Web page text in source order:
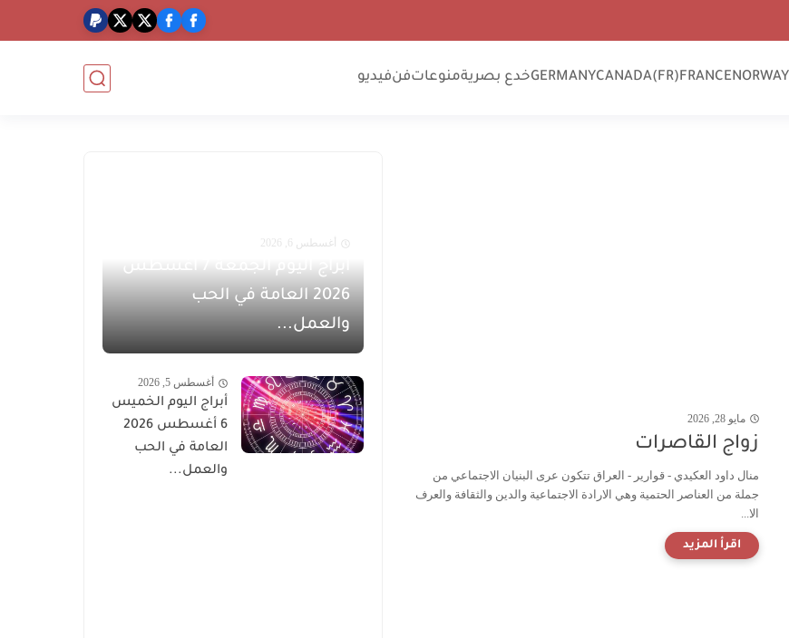
NORWAY
FRANCE
CANADA(FR)
GERMANYخدع بصريةمنوعاتفنفيديو
مايو 28, 2026
زواج القاصرات
منال داود العكيدي - قوارير - العراق تتكون عرى البنيان الاجتماعي من
جملة من العناصر الحتمية وهي الارادة الاجتماعية والدين والثقافة والعرف
الا...
أغسطس 6, 2026
أبراج اليوم الجمعة 7 أغسطس
2026 العامة في الحب
والعمل...
أغسطس 5, 2026
أبراج اليوم الخميس
6 أغسطس 2026
العامة في الحب
والعمل...